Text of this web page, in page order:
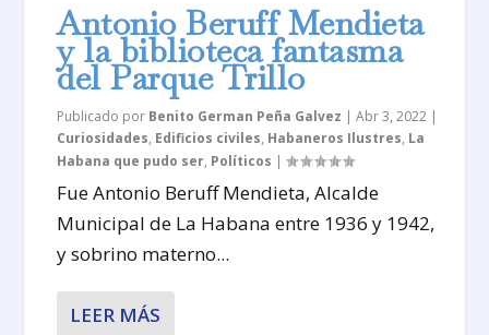
Antonio Beruff Mendieta
y la biblioteca fantasma
del Parque Trillo
Publicado por Benito German Peña Galvez |Abr 3, 2022 |
Curiosidades, Edificios civiles, Habaneros Ilustres, La
Habana que pudo ser, Políticos |
Fue Antonio Beruff Mendieta, Alcalde
Municipal de La Habana entre 1936 y 1942,
y sobrino materno...
LEER MÁS